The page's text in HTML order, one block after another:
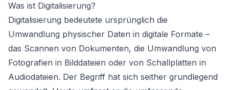
Was ist Digitalisierung?
Digitalisierung bedeutete ursprünglich die
Umwandlung physischer Daten in digitale Formate –
das Scannen von Dokumenten, die Umwandlung von
Fotografien in Bilddateien oder von Schallplatten in
Audiodateien. Der Begriff hat sich seither grundlegend